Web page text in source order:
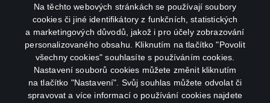
Na těchto webových stránkách se používají soubory
cookies či jiné identifikátory z funkčních, statistických
a marketingových důvodů, jakož i pro účely zobrazování
personalizovaného obsahu. Kliknutím na tlačítko "Povolit
všechny cookies" souhlasíte s používáním cookies.
Nastavení souborů cookies můžete změnit kliknutím
na tlačítko "Nastavení". Svůj souhlas můžete odvolat či
spravovat a více informací o používání cookies najdete
facebookinstagram
youtube